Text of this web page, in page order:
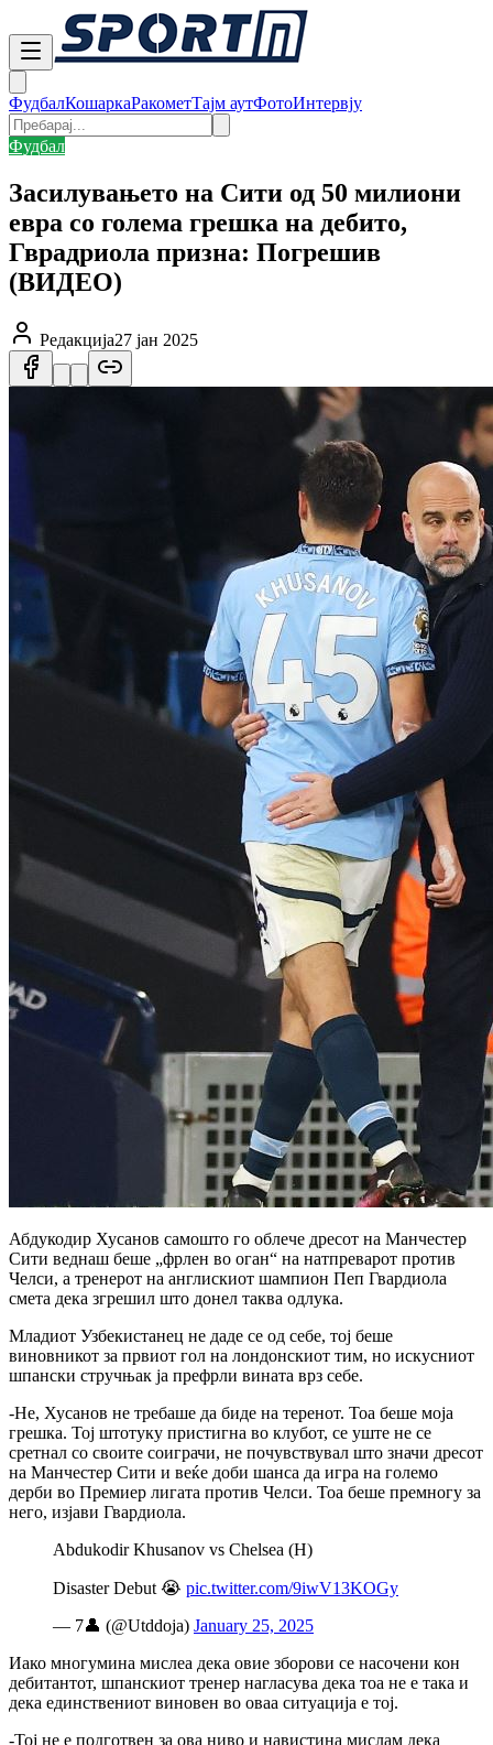
ФудбалКошаркаРакометТајм аутФотоИнтервју
Фудбал
Засилувањето на Сити од 50 милиони
евра со голема грешка на дебито,
Гврадриола призна: Погрешив
(ВИДЕО)
Редакција27 јан 2025
Абдукодир Хусанов самошто го облече дресот на Манчестер
Сити веднаш беше „фрлен во оган“ на натпреварот против
Челси, а тренерот на англискиот шампион Пеп Гвардиола
смета дека згрешил што донел таква одлука.
Младиот Узбекистанец не даде се од себе, тој беше
виновникот за првиот гол на лондонскиот тим, но искусниот
шпански стручњак ја префрли вината врз себе.
-Не, Хусанов не требаше да биде на теренот. Тоа беше моја
грешка. Тој штотуку пристигна во клубот, се уште не се
сретнал со своите соиграчи, не почувствувал што значи дресот
на Манчестер Сити и веќе доби шанса да игра на големо
дерби во Премиер лигата против Челси. Тоа беше премногу за
него, изјави Гвардиола.
Abdukodir Khusanov vs Chelsea (H)
Disaster Debut 😭 pic.twitter.com/9iwV13KOGy
— 7👤 (@Utddoja) January 25, 2025
Иако многумина мислеа дека овие зборови се насочени кон
дебитантот, шпанскиот тренер нагласува дека тоа не е така и
дека единствениот виновен во оваа ситуација е тој.
-Тој не е подготвен за ова ниво и навистина мислам дека